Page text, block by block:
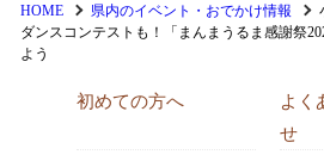
HOME 県内のイベント・おでかけ情報
ダンスコンテストも！「まんまうるま感謝祭
よう
初めての方へ
よく
せ